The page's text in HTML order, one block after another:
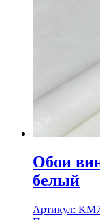
Обои
белый
Артикул: